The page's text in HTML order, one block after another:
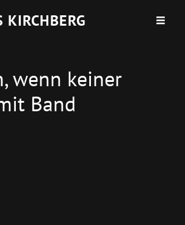
KIRCHBERG
wenn keiner
Band